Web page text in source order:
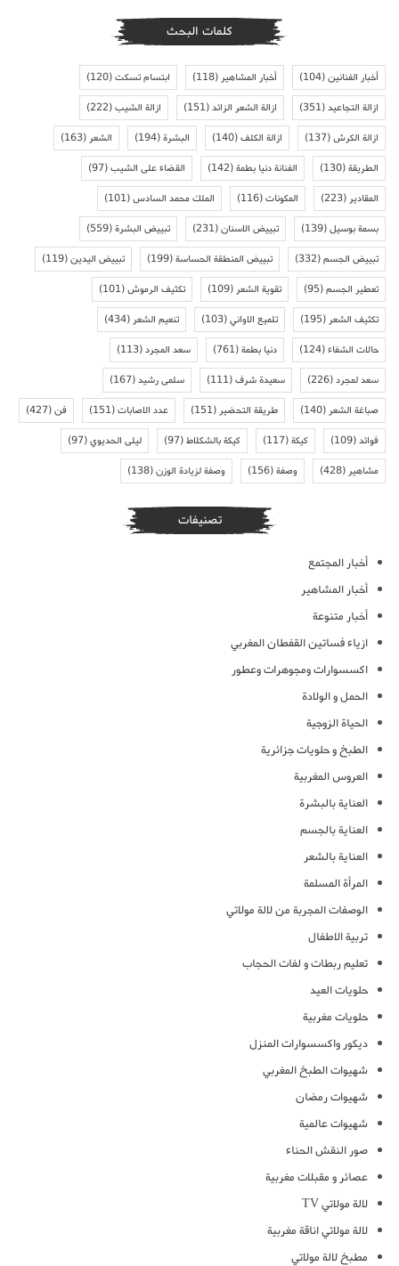
كلمات البحث
أخبار الفنانين(104) أخبار المشاهير(118) ابتسام تسكت(120)
ازالة التجاعيد(351) ازالة الشعر الزائد(151) ازالة الشيب(222)
ازالة الكرش(137) ازالة الكلف(140) البشرة(194) الشعر(163)
الطريقة(130) الفنانة دنيا بطمة(142) القضاء على الشيب(97)
المقادير(223) المكونات(116) الملك محمد السادس(101)
بسمة بوسيل(139) تبييض الاسنان(231) تبييض البشرة(559)
تبييض الجسم(332) تبييض المنطقة الحساسة(199) تبييض اليدين(119)
تعطير الجسم(95) تقوية الشعر(109) تكثيف الرموش(101)
تكثيف الشعر(195) تلميع الاواني(103) تنعيم الشعر(434)
حالات الشفاء(124) دنيا بطمة(761) سعد المجرد(113)
سعد لمجرد(226) سعيدة شرف(111) سلمى رشيد(167)
صباغة الشعر(140) طريقة التحضير(151) عدد الاصابات(151) فن(427)
فوائد(109) كيكة(117) كيكة بالشكلاط(97) ليلى الحديوي(97)
مشاهير(428) وصفة(156) وصفة لزيادة الوزن(138)
تصنيفات
أخبار المجتمع
أخبار المشاهير
أخبار متنوعة
ازياء فساتين القفطان المغربي
اكسسوارات ومجوهرات وعطور
الحمل و الولادة
الحياة الزوجية
الطبخ و حلويات جزائرية
العروس المغربية
العناية بالبشرة
العناية بالجسم
العناية بالشعر
المرأة المسلمة
الوصفات المجربة من لالة مولاتي
تربية الاطفال
تعليم ربطات و لفات الحجاب
حلويات العيد
حلويات مغربية
ديكور واكسسوارات المنزل
شهيوات الطبخ المغربي
شهيوات رمضان
شهيوات عالمية
صور النقش الحناء
عصائر و مقبلات مغربية
لالة مولاتي TV
لالة مولاتي اناقة مغربية
مطبخ لالة مولاتي